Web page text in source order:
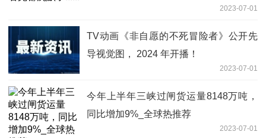
2023-07-01
TV动画《非自愿的不死冒险者》公开先
导视觉图， 2024 年开播！
2023-07-01
今年上半年三峡过闸货运量8148万吨，
同比增加9%_全球热推荐
2023-07-01